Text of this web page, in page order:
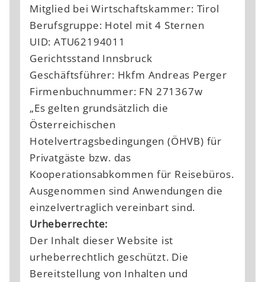
Mitglied bei Wirtschaftskammer: Tirol
Berufsgruppe: Hotel mit 4 Sternen
UID: ATU62194011
Gerichtsstand Innsbruck
Geschäftsführer: Hkfm Andreas Perger
Firmenbuchnummer: FN 271367w
„Es gelten grundsätzlich die
Österreichischen
Hotelvertragsbedingungen (ÖHVB) für
Privatgäste bzw. das
Kooperationsabkommen für Reisebüros.
Ausgenommen sind Anwendungen die
einzelvertraglich vereinbart sind.
Urheberrechte:
Der Inhalt dieser Website ist
urheberrechtlich geschützt. Die
Bereitstellung von Inhalten und